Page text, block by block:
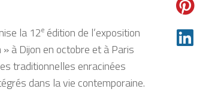
la 12e édition de l’exposition
à Dijon en octobre et à Paris
traditionnelles enracinées
dans la vie contemporaine.